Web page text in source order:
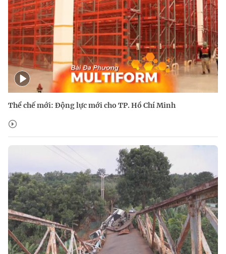
Thể chế mới: Động lực mới cho TP. Hồ Chí Minh